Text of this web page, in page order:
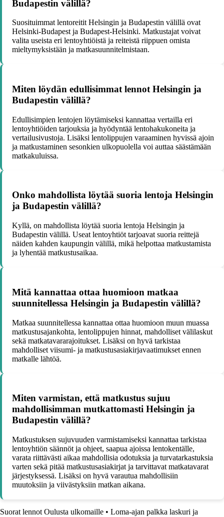
Budapestin välillä?
Suosituimmat lentoreitit Helsingin ja Budapestin välillä ovat
Helsinki-Budapest ja Budapest-Helsinki. Matkustajat voivat
valita useista eri lentoyhtiöistä ja reiteistä riippuen omista
mieltymyksistään ja matkasuunnitelmistaan.
Miten löydän edullisimmat lennot Helsingin ja
Budapestin välillä?
Edullisimpien lentojen löytämiseksi kannattaa vertailla eri
lentoyhtiöiden tarjouksia ja hyödyntää lentohakukoneita ja
vertailusivustoja. Lisäksi lentolippujen varaaminen hyvissä ajoin
ja matkustaminen sesonkien ulkopuolella voi auttaa säästämään
matkakuluissa.
Onko mahdollista löytää suoria lentoja Helsingin
ja Budapestin välillä?
Kyllä, on mahdollista löytää suoria lentoja Helsingin ja
Budapestin välillä. Useat lentoyhtiöt tarjoavat suoria reittejä
näiden kahden kaupungin välillä, mikä helpottaa matkustamista
ja lyhentää matkustusaikaa.
Mitä kannattaa ottaa huomioon matkaa
suunnitellessa Helsingin ja Budapestin välillä?
Matkaa suunnitellessa kannattaa ottaa huomioon muun muassa
matkustusajankohta, lentolippujen hinnat, mahdolliset välilaskut
sekä matkatavararajoitukset. Lisäksi on hyvä tarkistaa
mahdolliset viisumi- ja matkustusasiakirjavaatimukset ennen
matkalle lähtöä.
Miten varmistan, että matkustus sujuu
mahdollisimman mutkattomasti Helsingin ja
Budapestin välillä?
Matkustuksen sujuvuuden varmistamiseksi kannattaa tarkistaa
lentoyhtiön säännöt ja ohjeet, saapua ajoissa lentokentälle,
varata riittävästi aikaa mahdollisia odotuksia ja turvatarkastuksia
varten sekä pitää matkustusasiakirjat ja tarvittavat matkatavarat
järjestyksessä. Lisäksi on hyvä varautua mahdollisiin
muutoksiin ja viivästyksiin matkan aikana.
Suorat lennot Oulusta ulkomaille • Loma-ajan palkka laskuri ja